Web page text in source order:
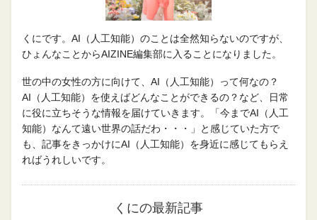
くにです。AI（人工知能）のことは全然知らないのですが、
ひょんなことからAIZINE編集部に入ることになりました。
世の中の女性の方に向けて、AI（人工知能）って何なの？
AI（人工知能）を使えばどんなことができるの？など、日常
に役に立ちそうな情報を届けていきます。「今までAI（人工
知能）なんて遠い世界の話だわ・・・」と感じていた方で
も、記事をきっかけにAI（人工知能）を身近に感じてもらえ
ればうれしいです。
くにの最新記事